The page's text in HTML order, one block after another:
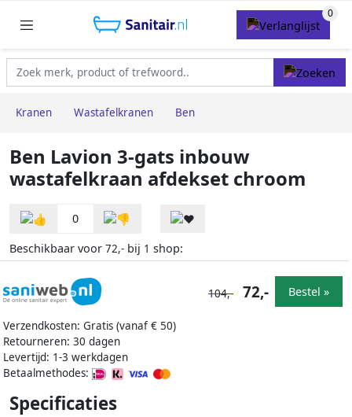
Kranen Wastafelkranen Ben
Ben Lavion 3-gats inbouw
wastafelkraan afdekset chroom
0
Beschikbaar voor 72,- bij 1 shop:
Verzendkosten: Gratis (vanaf € 50)
Retourneren: 30 dagen
Levertijd: 1-3 werkdagen
Betaalmethodes:
104,- 72,- Bestel »
Specificaties